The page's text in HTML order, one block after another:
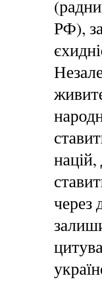
РФ),
через